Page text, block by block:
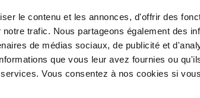
le contenu et les annonces, d'offrir des
trafic. Nous partageons également des
de médias sociaux, de publicité et
que vous leur avez fournies ou
Vous consentez à nos cookies si